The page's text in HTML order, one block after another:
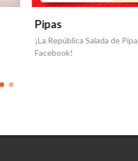
Pipas
¡La República Salada de Pipas en
Facebook!